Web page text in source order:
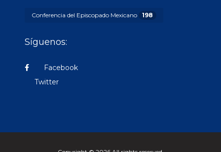
Conferencia del Episcopado Mexicano 198
Síguenos:
Facebook
Twitter